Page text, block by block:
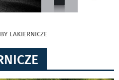
LAKIERNICZE